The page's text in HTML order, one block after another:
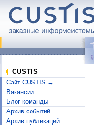
CUSTIS
Сайт CUSTIS →
Вакансии
Блог команды
Архив событий
Архив публикаций